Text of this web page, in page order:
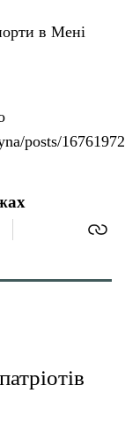
в Мені
posts/